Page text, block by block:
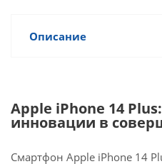
Описание
Apple iPhone 14
инновации в
Смартфон Apple iPhone 14